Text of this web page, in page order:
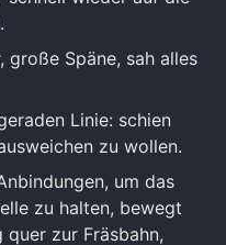
große Späne, sah alles
Linie: schien
zu wollen.
um das
zu halten, bewegt
quer zur Fräsbahn,